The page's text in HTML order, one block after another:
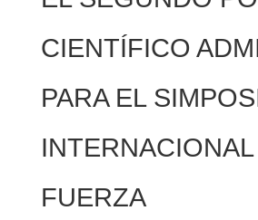
CIENTÍFICO
PARA EL
FUERZA